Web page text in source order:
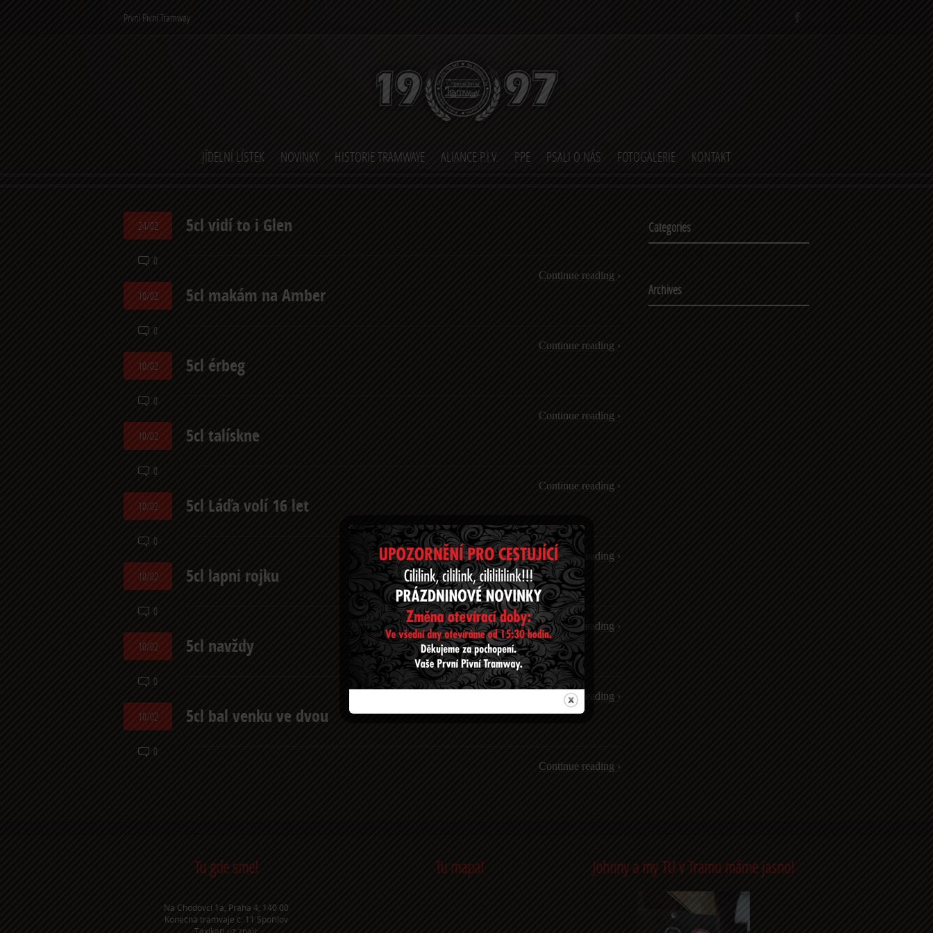
První Pivní Tramway
JÍDELNÍ LÍSTEK NOVINKY HISTORIE TRAMWAYE ALIANCE P.I.V. PPE PSALI O NÁS FOTOGALERIE KONTAKT
24/02
0
5cl vidí to i Glen
Continue reading ›
10/02
0
5cl makám na Amber
Continue reading ›
10/02
0
5cl érbeg
Continue reading ›
10/02
0
5cl talískne
Continue reading ›
10/02
0
5cl Láďa volí 16 let
Continue reading ›
10/02
0
5cl lapni rojku
Continue reading ›
10/02
0
5cl navždy
Continue reading ›
10/02
0
5cl bal venku ve dvou
Continue reading ›
Categories
Archives
Tu gde sme!
Na Chodovci 1a, Praha 4, 140 00
Konečná tramvaje č. 11 Spořilov
Tu mapa! Johnny a my TU v Tramu máme jasno!